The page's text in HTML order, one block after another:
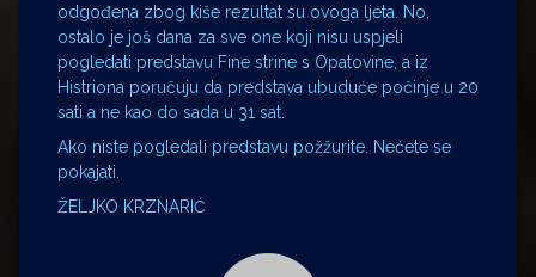
odgođena zbog kiše rezultat su ovoga ljeta. No,
ostalo je još dana za sve one koji nisu uspjeli
pogledati predstavu Fine strine s Opatovine, a iz
Histriona poručuju da predstava ubuduće počinje u 20
sati a ne kao do sada u 31 sat.
Ako niste pogledali predstavu požžurite. Nećete se
pokajati.
ŽELJKO KRZNARIĆ